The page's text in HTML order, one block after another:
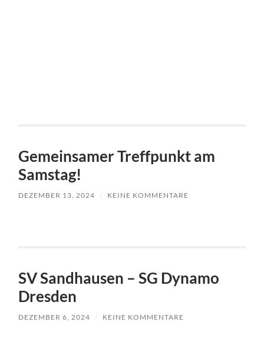
Gemeinsamer Treffpunkt am
Samstag!
DEZEMBER 13, 2024 / KEINE KOMMENTARE
SV Sandhausen – SG Dynamo
Dresden
DEZEMBER 6, 2024 / KEINE KOMMENTARE